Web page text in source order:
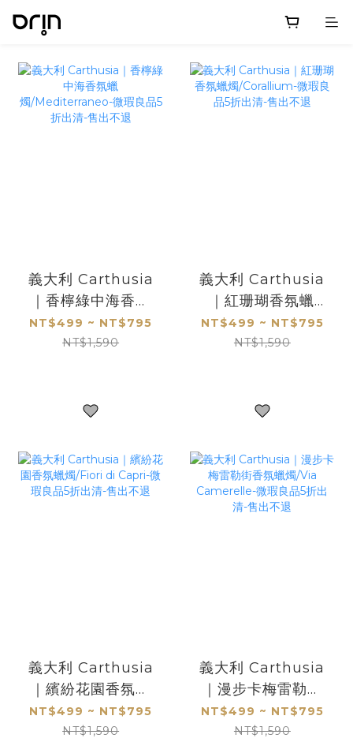
義大利 Carthusia
｜香檸綠中海香氛
蠟
燭/Mediterraneo-
NT$499 ~ NT$795
NT$1,590
義大利 Carthusia
｜紅珊瑚香氛蠟
燭/Corallium-微瑕
良品5折出清-售出
NT$499 ~ NT$795
NT$1,590
義大利 Carthusia
｜繽紛花園香氛蠟
燭/Fiori di Capri-
微瑕良品5折出清-
NT$499 ~ NT$795
NT$1,590
義大利 Carthusia
｜漫步卡梅雷勒街
香氛蠟燭/Via
Camerelle-微瑕良
NT$499 ~ NT$795
NT$1,590